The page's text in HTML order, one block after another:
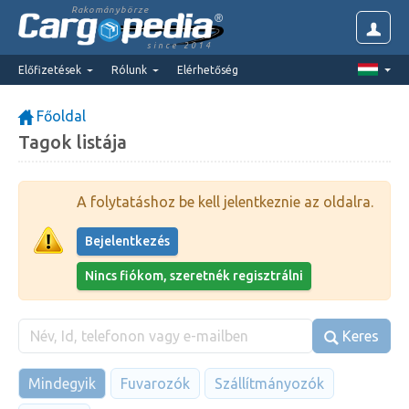
Rakománybörze
since 2014
Előfizetések Rólunk Elérhetőség
Főoldal
Tagok listája
A folytatáshoz be kell jelentkeznie az oldalra.
Bejelentkezés
Nincs fiókom, szeretnék regisztrálni
Keres
Mindegyik Fuvarozók Szállítmányozók